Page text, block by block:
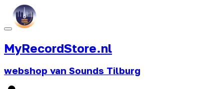
MyRecordStore.nl
webshop van Sounds Tilburg